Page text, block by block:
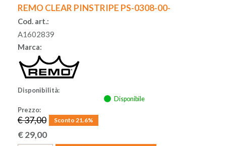
REMO CLEAR PINSTRIPE PS-0308-00-
Cod. art.:
A1602839
Marca:
Disponibilità:
Disponibile
Prezzo:
€ 37,00 Sconto 21.6%
€29,00